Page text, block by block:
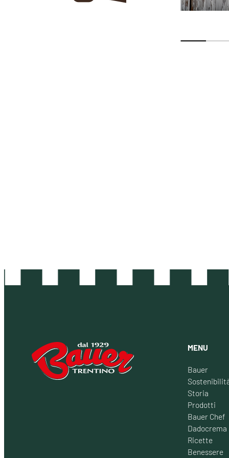
MENU
Bauer
Storia
Prodotti
Bauer Chef
Dadocrema
Ricette
Benessere